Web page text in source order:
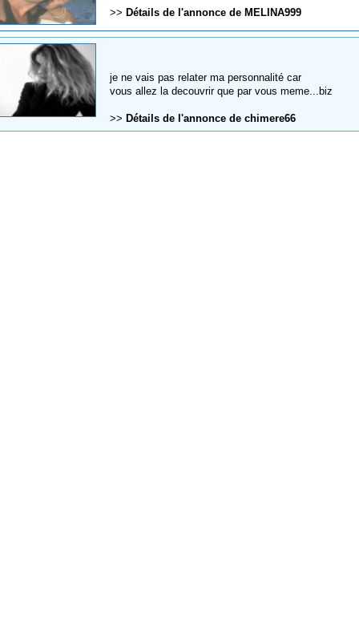
>> Détails de l'annonce de MELINA999
je ne vais pas relater ma personnalité car
vous allez la decouvrir que par vous meme...biz
>> Détails de l'annonce de chimere66